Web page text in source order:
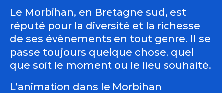
Le Morbihan, en Bretagne sud, est
réputé pour la diversité et la richesse
de ses évènements en tout genre. Il se
passe toujours quelque chose, quel
que soit le moment ou le lieu souhaité.
L’animation dans le Morbihan